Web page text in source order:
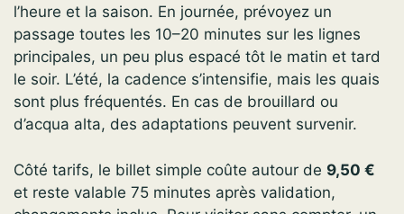
l’heure et la saison. En journée, prévoyez un
passage toutes les 10–20 minutes sur les lignes
principales, un peu plus espacé tôt le matin et tard
le soir. L’été, la cadence s’intensifie, mais les quais
sont plus fréquentés. En cas de brouillard ou
d’acqua alta, des adaptations peuvent survenir.
Côté tarifs, le billet simple coûte autour de 9,50 €
et reste valable 75 minutes après validation,